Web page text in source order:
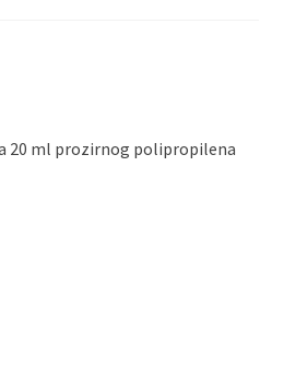
20 ml prozirnog polipropilena